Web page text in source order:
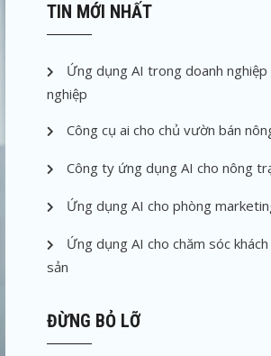
TIN MỚI NHẤT
Ứng dụng AI trong doanh nghiệp
nghiệp
Công cụ ai cho chủ vườn bán
Công ty ứng dụng AI cho nông
Ứng dụng AI cho phòng
Ứng dụng AI cho chăm sóc
sản
ĐỪNG BỎ LỠ